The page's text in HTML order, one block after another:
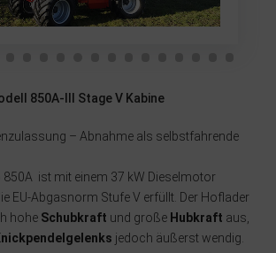
850A-III Stage V Kabine
– Abnahme als selbstfahrende
850A ist mit einem 37 kW Dieselmotor
EU-Abgasnorm Stufe V erfüllt. Der Hoflader
hohe Schubkraft und große Hubkraft aus,
jedoch äußerst wendig.